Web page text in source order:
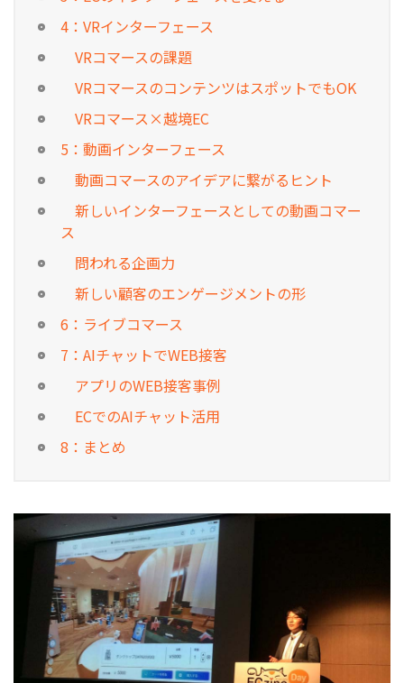
4：VRインターフェース
VRコマースの課題
VRコマースのコンテンツはスポットでもOK
VRコマース×越境EC
5：動画インターフェース
動画コマースのアイデアに繋がるヒント
新しいインターフェースとしての動画コマー
ス
問われる企画力
新しい顧客のエンゲージメントの形
6：ライブコマース
7：AIチャットでWEB接客
アプリのWEB接客事例
ECでのAIチャット活用
8：まとめ